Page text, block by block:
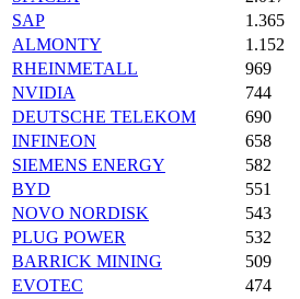
SAP
1.365
ALMONTY
1.152
RHEINMETALL
969
NVIDIA
744
DEUTSCHE TELEKOM
690
INFINEON
658
SIEMENS ENERGY
582
BYD
551
NOVO NORDISK
543
PLUG POWER
532
BARRICK MINING
509
EVOTEC
474